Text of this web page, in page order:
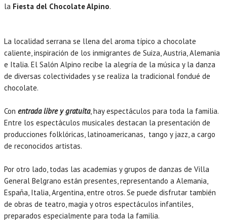
la Fiesta del Chocolate Alpino.
La localidad serrana se llena del aroma típico a chocolate
caliente, inspiración de los inmigrantes de Suiza, Austria, Alemania
e Italia. El Salón Alpino recibe la alegría de la música y la danza
de diversas colectividades y se realiza la tradicional fondué de
chocolate.
Con entrada libre y gratuita, hay espectáculos para toda la familia.
Entre los espectáculos musicales destacan la presentación de
producciones folklóricas, latinoamericanas, tango y jazz, a cargo
de reconocidos artistas.
Por otro lado, todas las academias y grupos de danzas de Villa
General Belgrano están presentes, representando a Alemania,
España, Italia, Argentina, entre otros. Se puede disfrutar también
de obras de teatro, magia y otros espectáculos infantiles,
preparados especialmente para toda la familia.